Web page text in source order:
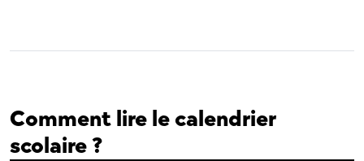
Comment lire le calendrier
scolaire ?